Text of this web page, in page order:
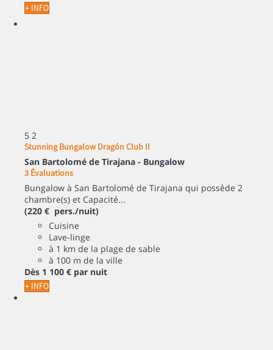
+ INFO
5 2
Stunning Bungalow Dragón Club II
San Bartolomé de Tirajana - Bungalow
3 Évaluations
Bungalow à San Bartolomé de Tirajana qui possède 2
chambre(s) et Capacité...
(220 € pers./nuit)
Cuisine
Lave-linge
à 1 km de la plage de sable
à 100 m de la ville
Dès 1 100 € par nuit
+ INFO